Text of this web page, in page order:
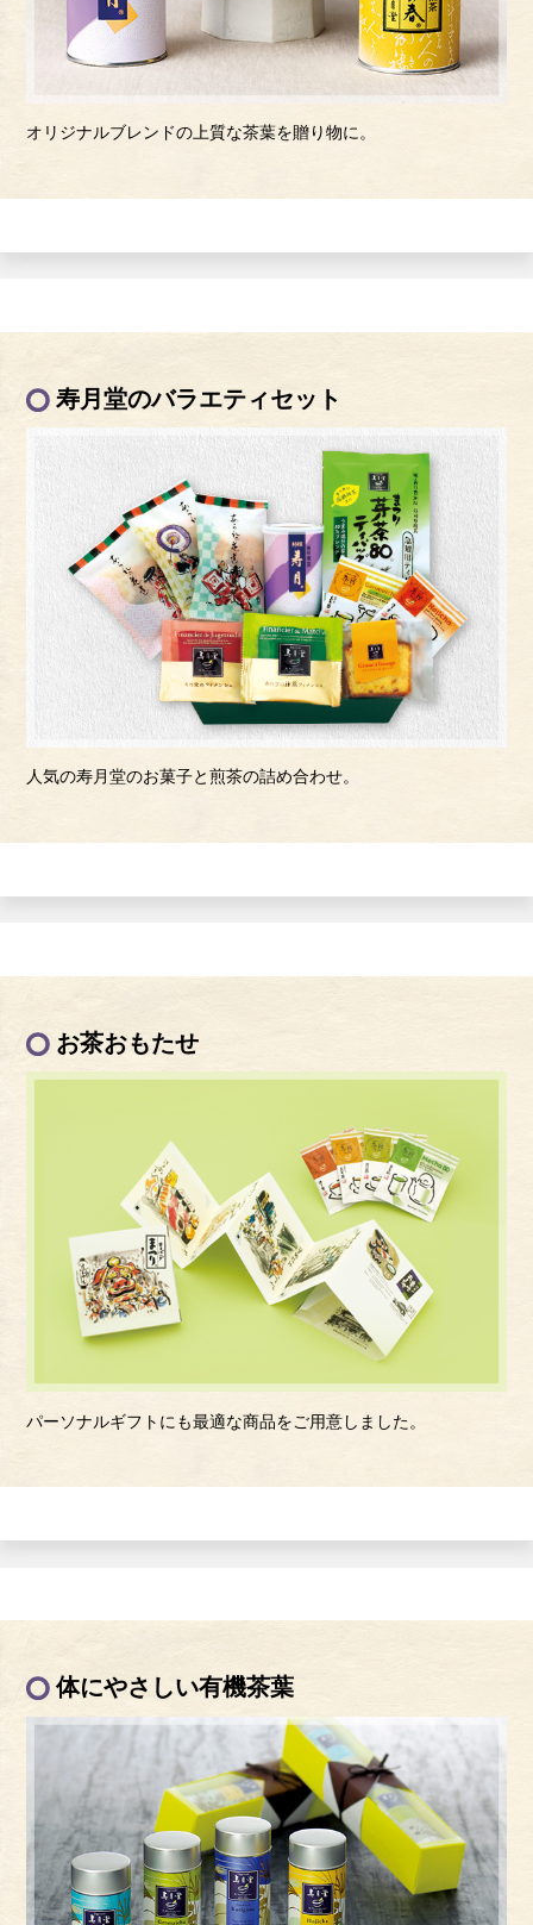
オリジナルブレンドの上質な茶葉を贈り物に。
寿月堂のバラエティセット
人気の寿月堂のお菓子と煎茶の詰め合わせ。
お茶おもたせ
パーソナルギフトにも最適な商品をご用意しました。
体にやさしい有機茶葉